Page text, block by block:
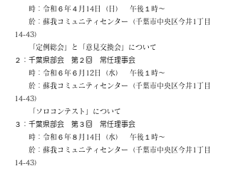
時：令和６年４月14日（日） 午後１時〜
於：蘇我コミュニティセンター（千葉市中央区今井1丁目
14-43）
「定例総会」と「意見交換会」について
２：千葉県部会 第２回 常任理事会
時：令和６年６月12日（水） 午後１時〜
於：蘇我コミュニティセンター（千葉市中央区今井1丁目
14-43）
「ソロコンテスト」について
３：千葉県部会 第３回 常任理事会
時：令和６年８月14日（水） 午後１時〜
於：蘇我コミュニティセンター（千葉市中央区今井1丁目
14-43）